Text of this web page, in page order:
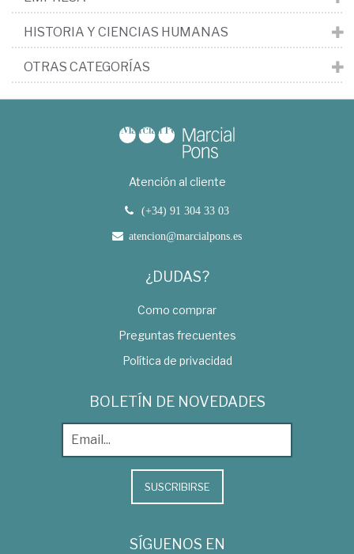
HISTORIA Y CIENCIAS HUMANAS
OTRAS CATEGORÍAS
Atención al cliente
(+34) 91 304 33 03
atencion@marcialpons.es
¿DUDAS?
Como comprar
Preguntas frecuentes
Política de privacidad
BOLETÍN DE NOVEDADES
SUSCRIBIRSE
SÍGUENOS EN